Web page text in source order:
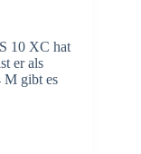
10 XC hat
er als
M gibt es